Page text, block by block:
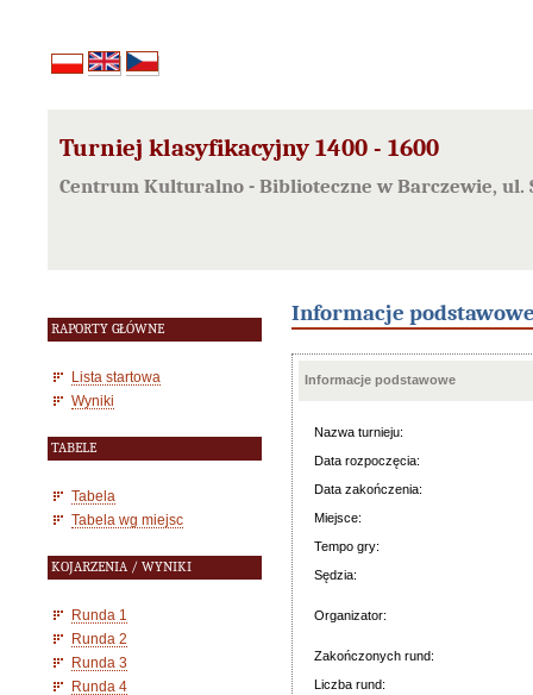
Turniej klasyfikacyjny 1400 - 1600
Centrum Kulturalno - Biblioteczne w Barczewie, ul.
RAPORTY GŁÓWNE
Lista startowa
Wyniki
TABELE
Tabela
Tabela wg miejsc
KOJARZENIA / WYNIKI
Runda 1
Runda 2
Runda 3
Runda 4
Informacje
Informacje podstawowe
Nazwa turnieju:
Data rozpoczęcia:
Data zakończenia:
Miejsce:
Tempo gry:
Sędzia:
Organizator:
Zakończonych rund:
Liczba rund: